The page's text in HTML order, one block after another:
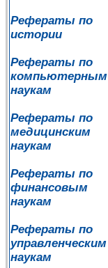
Рефераты по
истории
Рефераты по
компьютерным
наукам
Рефераты по
медицинским
наукам
Рефераты по
финансовым
наукам
Рефераты по
управленческим
наукам